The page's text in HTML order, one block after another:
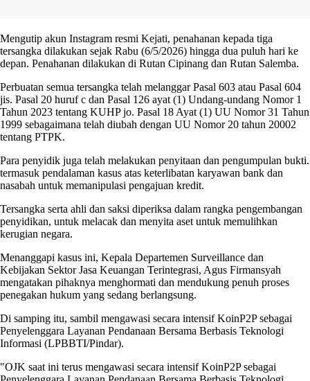
Mengutip akun Instagram resmi Kejati, penahanan kepada tiga
tersangka dilakukan sejak Rabu (6/5/2026) hingga dua puluh hari ke
depan. Penahanan dilakukan di Rutan Cipinang dan Rutan Salemba.
Perbuatan semua tersangka telah melanggar Pasal 603 atau Pasal 604
jis. Pasal 20 huruf c dan Pasal 126 ayat (1) Undang-undang Nomor 1
Tahun 2023 tentang KUHP jo. Pasal 18 Ayat (1) UU Nomor 31 Tahun
1999 sebagaimana telah diubah dengan UU Nomor 20 tahun 20002
tentang PTPK.
Para penyidik juga telah melakukan penyitaan dan pengumpulan bukti.
termasuk pendalaman kasus atas keterlibatan karyawan bank dan
nasabah untuk memanipulasi pengajuan kredit.
Tersangka serta ahli dan saksi diperiksa dalam rangka pengembangan
penyidikan, untuk melacak dan menyita aset untuk memulihkan
kerugian negara.
Menanggapi kasus ini, Kepala Departemen Surveillance dan
Kebijakan Sektor Jasa Keuangan Terintegrasi, Agus Firmansyah
mengatakan pihaknya menghormati dan mendukung penuh proses
penegakan hukum yang sedang berlangsung.
Di samping itu, sambil mengawasi secara intensif KoinP2P sebagai
Penyelenggara Layanan Pendanaan Bersama Berbasis Teknologi
Informasi (LPBBTI/Pindar).
"OJK saat ini terus mengawasi secara intensif KoinP2P sebagai